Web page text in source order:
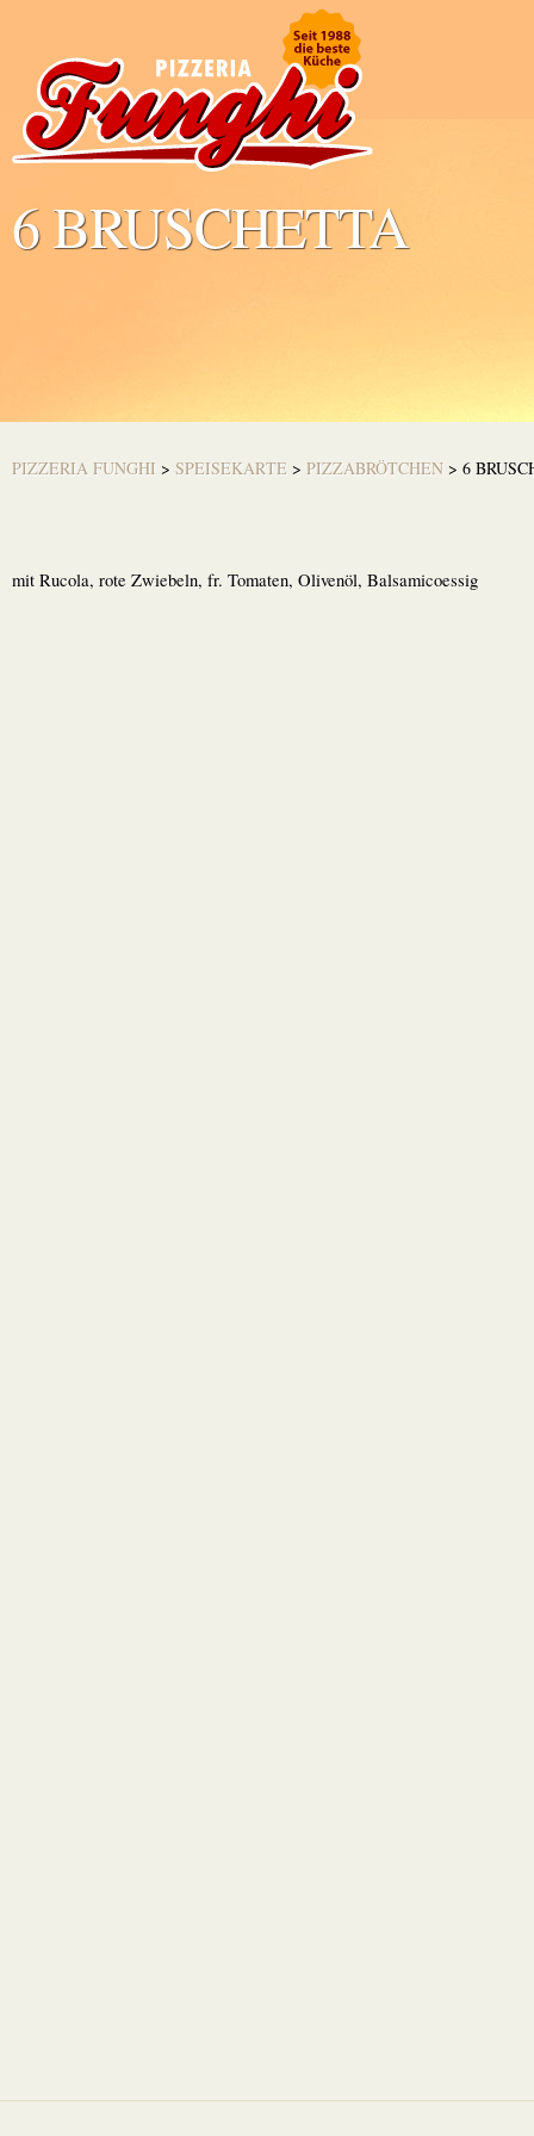
6 BRUSCHETTA
PIZZERIA FUNGHI > SPEISEKARTE > PIZZABRÖTCHEN > 6
mit Rucola, rote Zwiebeln, fr. Tomaten, Olivenöl, Balsamicoessig